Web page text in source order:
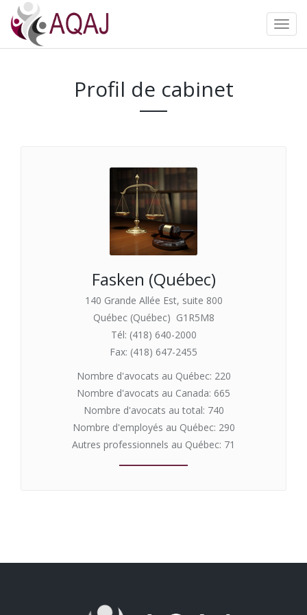
Profil de cabinet
Fasken (Québec)
140 Grande Allée Est, suite 800
Québec (Québec) G1R5M8
Tél: (418) 640-2000
Fax: (418) 647-2455
Nombre d'avocats au Québec: 220
Nombre d'avocats au Canada: 665
Nombre d'avocats au total: 740
Nombre d'employés au Québec: 290
Autres professionnels au Québec: 71